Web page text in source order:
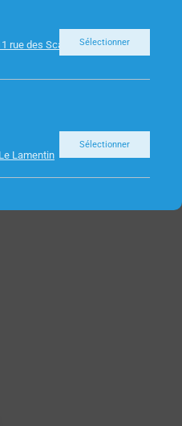
rue des Scarabees 97300
Sélectionner
Lamentin
Sélectionner